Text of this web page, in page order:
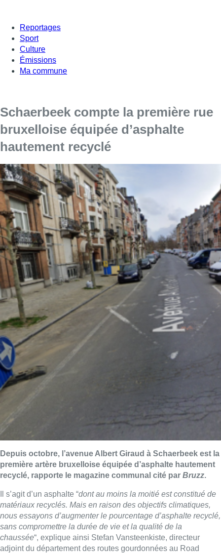
Reportages
Sport
Culture
Émissions
Ma commune
Schaerbeek compte la première rue
bruxelloise équipée d’asphalte
hautement recyclé
Depuis octobre, l’avenue Albert Giraud à Schaerbeek est la
première artère bruxelloise équipée d’asphalte hautement
recyclé, rapporte le magazine communal cité par Bruzz.
Il s’agit d’un asphalte “dont au moins la moitié est constitué de
matériaux recyclés. Mais en raison des objectifs climatiques,
nous essayons d’augmenter le pourcentage d’asphalte recyclé,
sans compromettre la durée de vie et la qualité de la
chaussée“, explique ainsi Stefan Vansteenkiste, directeur
adjoint du département des routes gourdonnées au Road